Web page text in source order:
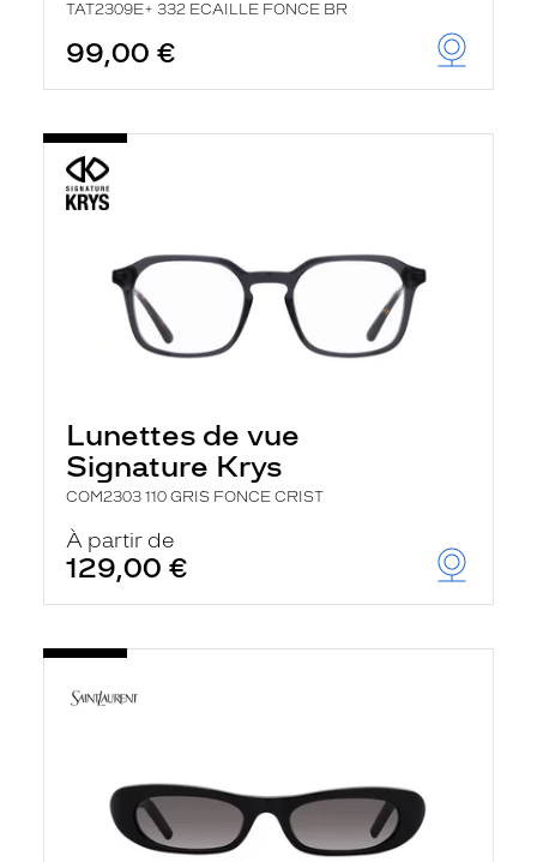
TAT2309E+ 332 ECAILLE FONCE BR
99,00 €
Lunettes de vue
Signature Krys
COM2303 110 GRIS FONCE CRIST
À partir de
129,00 €